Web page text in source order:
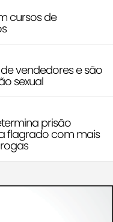
cursos de
vendedores e são
sexual
prisão
flagrado com mais